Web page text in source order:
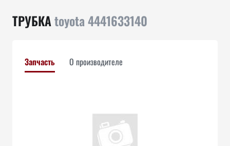
ТРУБКАtoyota 4441633140
Запчасть О производителе